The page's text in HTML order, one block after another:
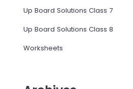
Up Board Solutions Class 7
Up Board Solutions Class 8
Worksheets